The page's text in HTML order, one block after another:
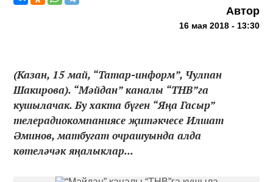
Автор
16 мая 2018 - 13:30
(Казан, 15 май, “Татар-информ”, Чулпан
Шакирова). “Мәйдан” каналы “ТНВ”га
кушылачак. Бу хакта бүген “Яңа Гасыр”
телерадиокомпаниясе җитәкчесе Илшат
Әминов, матбугат очрашуында алда
көтеләчәк яңалыклар...